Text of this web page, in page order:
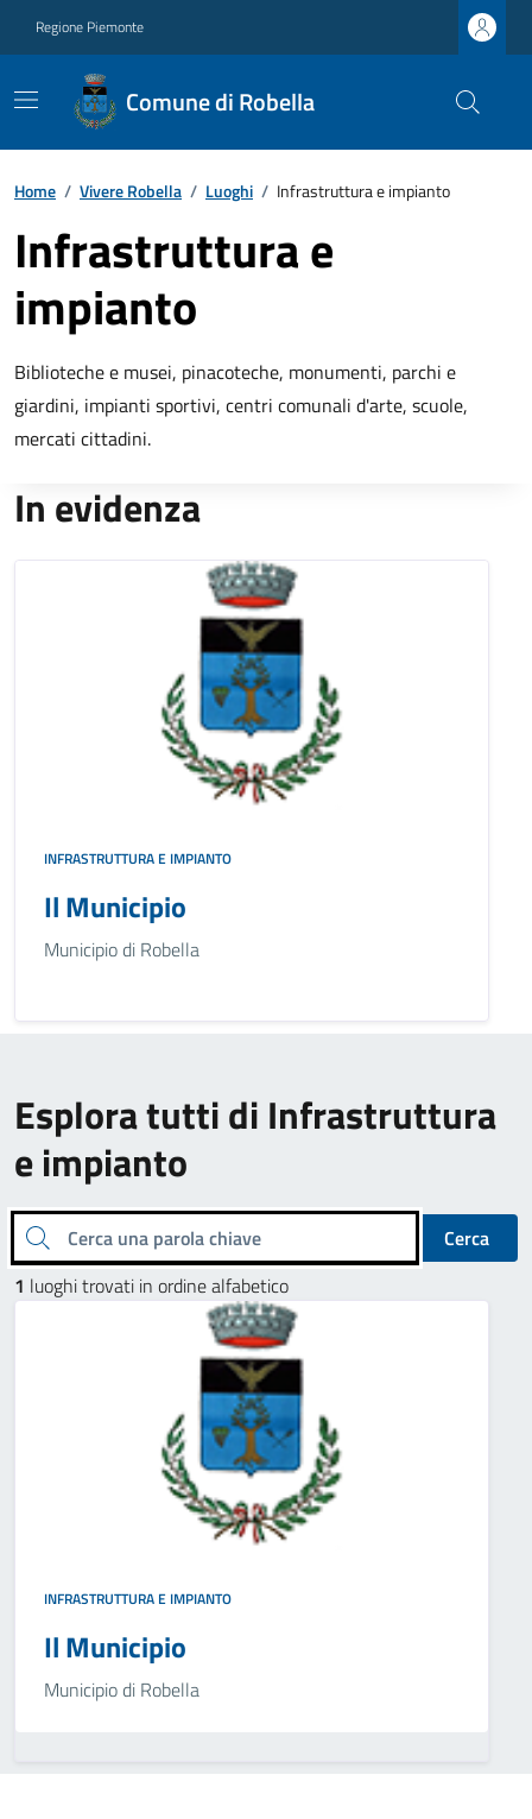
Regione Piemonte
Comune di Robella
Home / Vivere Robella / Luoghi / Infrastruttura e impianto
Infrastruttura e
impianto
Biblioteche e musei, pinacoteche, monumenti, parchi e
giardini, impianti sportivi, centri comunali d'arte, scuole,
mercati cittadini.
In evidenza
INFRASTRUTTURA E IMPIANTO
Il Municipio
Municipio di Robella
Esplora tutti di Infrastruttura
e impianto
Cerca una parola chiave
Cerca
1 luoghi trovati in ordine alfabetico
INFRASTRUTTURA E IMPIANTO
Il Municipio
Municipio di Robella